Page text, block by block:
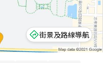
街景及路線導航